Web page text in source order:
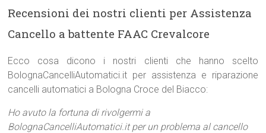
Recensioni dei nostri clienti per Assistenza
Cancello a battente FAAC Crevalcore
Ecco cosa dicono i nostri clienti che hanno scelto
BolognaCancelliAutomatici.it per assistenza e riparazione
cancelli automatici a Bologna Croce del Biacco:
Ho avuto la fortuna di rivolgermi a
BolognaCancelliAutomatici.it per un problema al cancello